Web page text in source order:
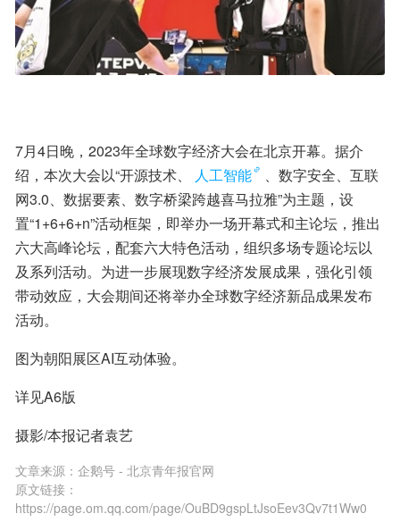
7月4日晚，2023年全球数字经济大会在北京开幕。据介
绍，本次大会以“开源技术、
人工智能
、数字安全、互联
网3.0、数据要素、数字桥梁跨越喜马拉雅”为主题，设
置“1+6+6+n”活动框架，即举办一场开幕式和主论坛，推出
六大高峰论坛，配套六大特色活动，组织多场专题论坛以
及系列活动。为进一步展现数字经济发展成果，强化引领
带动效应，大会期间还将举办全球数字经济新品成果发布
活动。
图为朝阳展区AI互动体验。
详见A6版
摄影/本报记者袁艺
文章来源： 企鹅号 - 北京青年报官网
原文链接：
https://page.om.qq.com/page/OuBD9gspLtJsoEev3Qv7t1Ww0